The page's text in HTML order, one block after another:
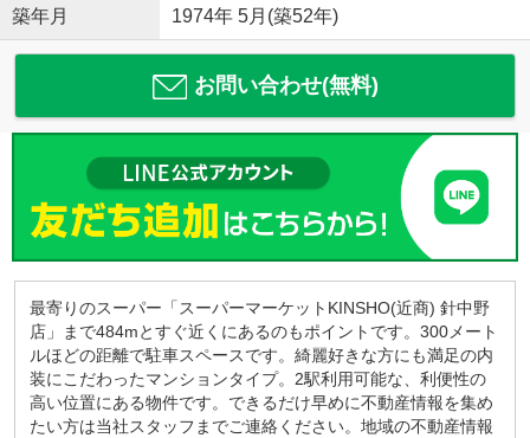
築年月 1974年 5月(築52年)
お問い合わせ(無料)
最寄りのスーパー「スーパーマーケットKINSHO(近商) 針中野
店」まで484mとすぐ近くにあるのもポイントです。300メート
ルほどの距離で駐車スペースです。綺麗好きな方にも満足の内
装にこだわったマンションタイプ。2駅利用可能な、利便性の
高い位置にある物件です。できるだけ早めに不動産情報を集め
たい方は当社スタッフまでご連絡ください。地域の不動産情報